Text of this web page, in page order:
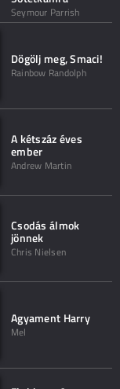
Seymour Parrish
Dögölj meg, Smaci!
Rainbow Randolph
A kétszáz éves
ember
Andrew Martin
Csodás álmok
jönnek
Chris Nielsen
Agyament Harry
Mel